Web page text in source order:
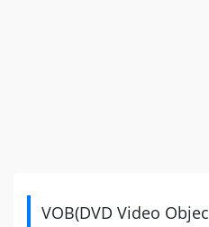
VOB(DVD Video